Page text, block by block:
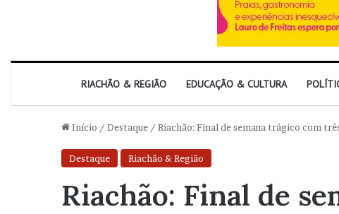
RIACHÃO & REGIÃO EDUCAÇÃO & CULTURA
Início / Destaque / Riachão: Final de semana trágico com
Destaque Riachão & Região
Riachão: Final de